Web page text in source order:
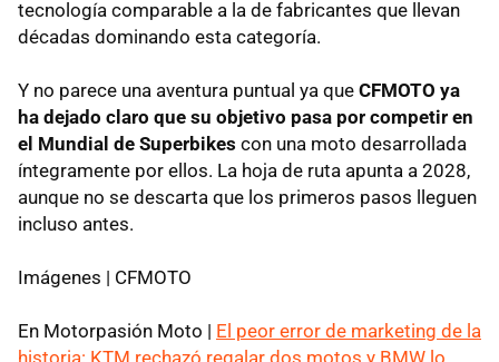
tecnología comparable a la de fabricantes que llevan
décadas dominando esta categoría.
Y no parece una aventura puntual ya que CFMOTO ya
ha dejado claro que su objetivo pasa por competir en
el Mundial de Superbikes con una moto desarrollada
íntegramente por ellos. La hoja de ruta apunta a 2028,
aunque no se descarta que los primeros pasos lleguen
incluso antes.
Imágenes | CFMOTO
En Motorpasión Moto | El peor error de marketing de la